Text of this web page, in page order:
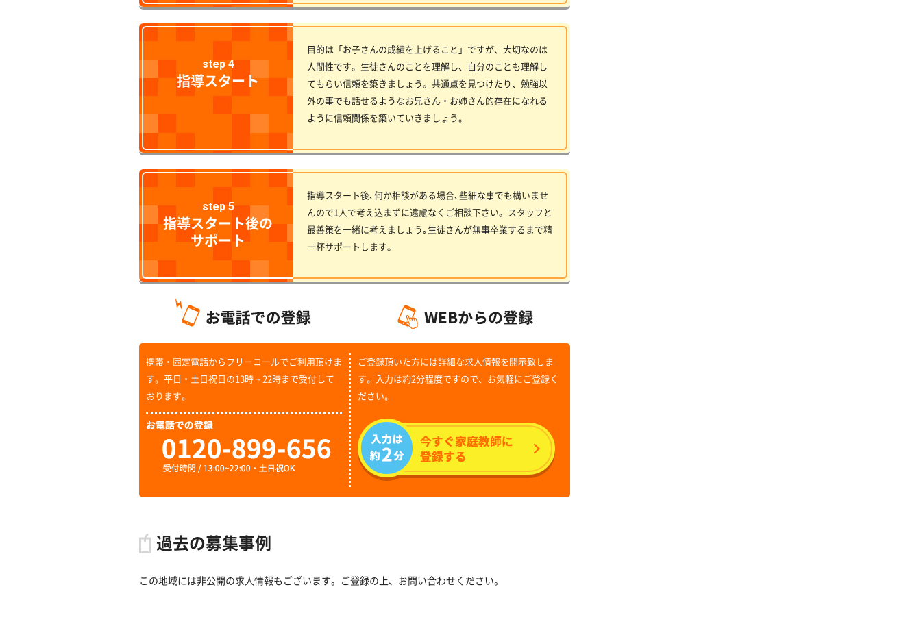
step 4
指導スタート
目的は「お子さんの成績を上げること」ですが、大切なのは
人間性です。生徒さんのことを理解し、自分のことも理解し
てもらい信頼を築きましょう。共通点を見つけたり、勉強以
外の事でも話せるようなお兄さん・お姉さん的存在になれる
ように信頼関係を築いていきましょう。
step 5
指導スタート後の
サポート
指導スタート後､何か相談がある場合､些細な事でも構いませ
んので1人で考え込まずに遠慮なくご相談下さい。スタッフと
最善策を一緒に考えましょう｡生徒さんが無事卒業するまで精
一杯サポートします。
携帯・固定電話からフリーコールでご利用頂けま
す。平日・土日祝日の13時～22時まで受付して
おります。
ご登録頂いた方には詳細な求人情報を開示致しま
す。入力は約2分程度ですので、お気軽にご登録く
ださい。
過去の募集事例
この地域には非公開の求人情報もございます。ご登録の上、お問い合わせください。